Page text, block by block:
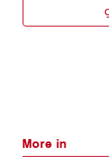
More in